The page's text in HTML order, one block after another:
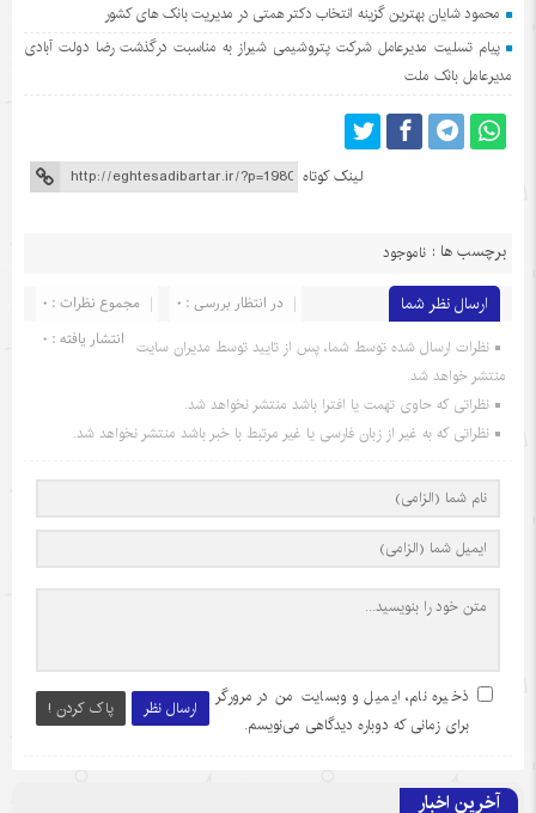
محمود شایان بهترین گزینه انتخاب دکتر همتی در مدیریت بانک های کشور
پیام تسلیت مدیرعامل شرکت پتروشیمی شیراز به مناسبت درگذشت رضا دولت آبادی
مدیرعامل بانک ملت
لینک کوتاه
برچسب ها : ناموجود
ارسال نظر شما مجموع نظرات : 0
در انتظار بررسی : 0
انتشار یافته : 0 نظرات ارسال شده توسط شما، پس از تایید توسط مدیران سایت
منتشر خواهد شد.
نظراتی که حاوی تهمت یا افترا باشد منتشر نخواهد شد.
نظراتی که به غیر از زبان فارسی یا غیر مرتبط با خبر باشد منتشر نخواهد شد.
ارسال نظر پاک کردن !
ذخیره نام، ایمیل و وبسایت من در مرورگر
برای زمانی که دوباره دیدگاهی می‌نویسم.
آخرین اخبار